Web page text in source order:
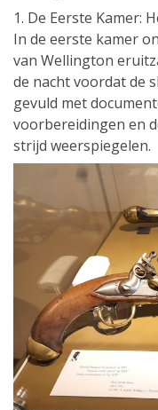
1. De Eerste Kamer:
In de eerste kamer
van Wellington
de nacht voordat de
gevuld met
voorbereidingen en
strijd weerspiegelen.